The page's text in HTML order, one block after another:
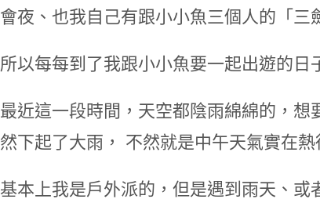
會夜、也我自己有跟小小魚三個人的「
所以每每到了我跟小小魚要一起出遊的日
最近這一段時間，天空都陰雨綿綿的，
然下起了大雨， 不然就是中午天氣實在熱
基本上我是戶外派的，但是遇到雨天、